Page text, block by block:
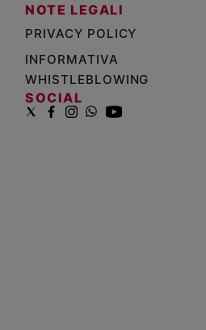
NOTE LEGALI
PRIVACY POLICY
INFORMATIVA
WHISTLEBLOWING
SOCIAL